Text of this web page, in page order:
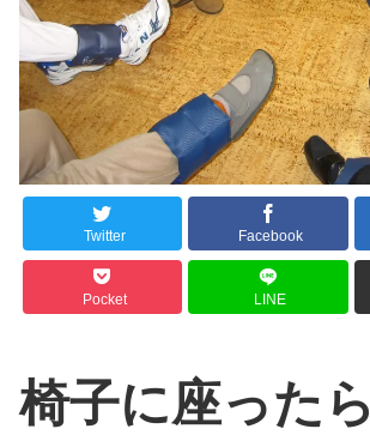
Twitter Facebook
Pocket LINE
椅子に座ったら